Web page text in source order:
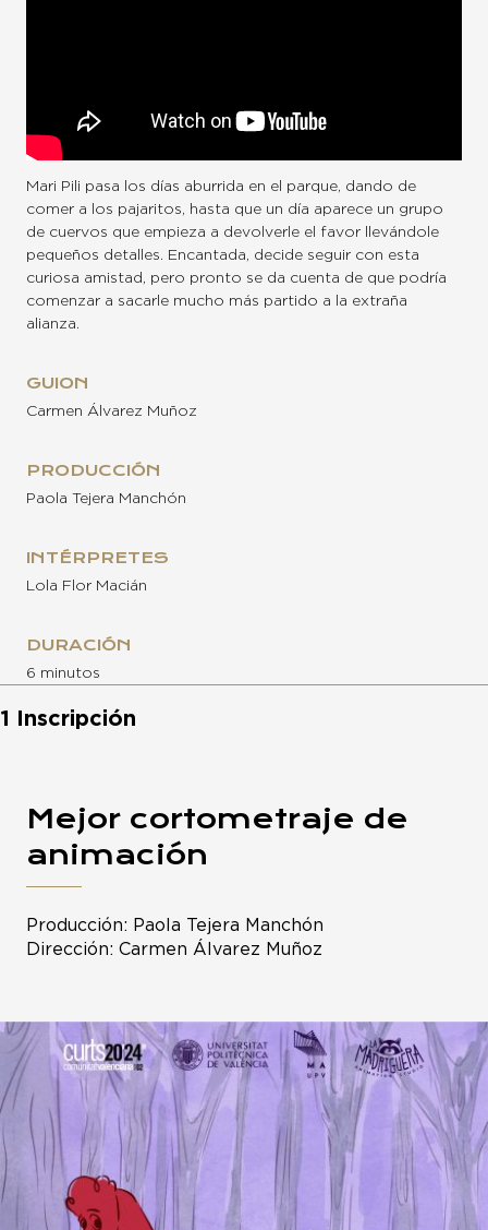
Mari Pili pasa los días aburrida en el parque, dando de
comer a los pajaritos, hasta que un día aparece un grupo
de cuervos que empieza a devolverle el favor llevándole
pequeños detalles. Encantada, decide seguir con esta
curiosa amistad, pero pronto se da cuenta de que podría
comenzar a sacarle mucho más partido a la extraña
alianza.
GUION
Carmen Álvarez Muñoz
PRODUCCIÓN
Paola Tejera Manchón
INTÉRPRETES
Lola Flor Macián
DURACIÓN
6 minutos
1 Inscripción
Mejor cortometraje de
animación
Producción: Paola Tejera Manchón
Dirección: Carmen Álvarez Muñoz